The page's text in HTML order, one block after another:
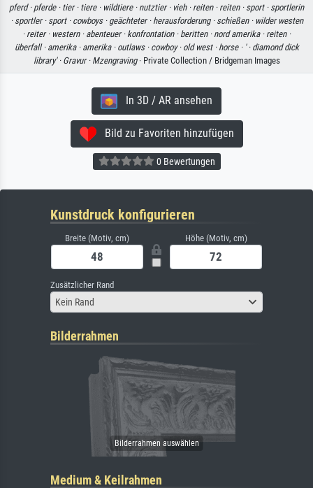
pferd · pferde · tier · tiere · wildtiere · nutztier · vieh · reiten · reiten · sport · sportlerin
· sportler · sport · cowboys · geächteter · herausforderung · schießen · wilder westen
· reiter · western · abenteuer · konfrontation · beritten · nord amerika · reiten ·
überfall · amerika · amerika · outlaws · cowboy · old west · horse · ' · diamond dick
library' · Gravur · Mzengraving· Private Collection / Bridgeman Images
In 3D / AR ansehen
Bild zu Favoriten hinzufügen
0 Bewertungen
Kunstdruck konfigurieren
Breite (Motiv, cm) Höhe (Motiv, cm)
Zusätzlicher Rand
Kein Rand
Bilderrahmen
Medium & Keilrahmen